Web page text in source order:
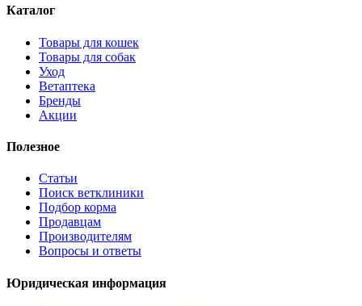
Каталог
Товары для кошек
Товары для собак
Уход
Ветаптека
Бренды
Акции
Полезное
Статьи
Поиск ветклиники
Подбор корма
Продавцам
Производителям
Вопросы и ответы
Юридическая информация